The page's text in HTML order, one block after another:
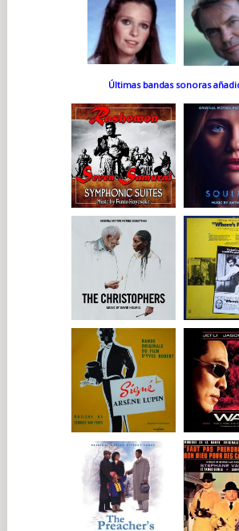
Últimas bandas sonoras